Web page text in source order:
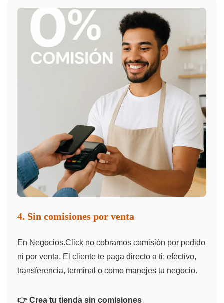
4. Sin comisiones por venta
En Negocios.Click no cobramos comisión por pedido
ni por venta. El cliente te paga directo a ti: efectivo,
transferencia, terminal o como manejes tu negocio.
👉 Crea tu tienda sin comisiones